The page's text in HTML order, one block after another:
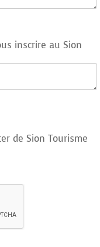
inscrire au Sion
de Sion Tourisme